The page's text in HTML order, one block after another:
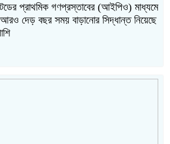
প্রাথমিক গণপ্রস্তাবের (আইপিও) মাধ্যমে
দেড় বছর সময় বাড়ানোর সিদ্ধান্ত নিয়েছে